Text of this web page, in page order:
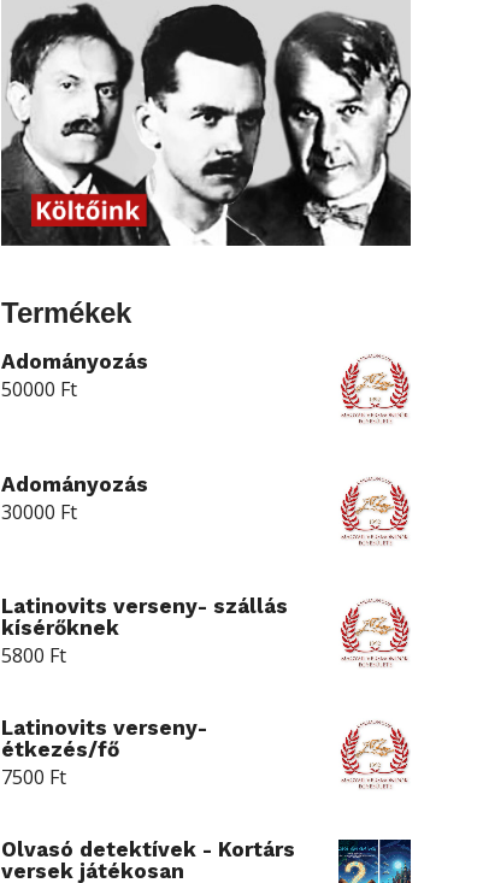
Termékek
Adományozás
50000 Ft
Adományozás
30000 Ft
Latinovits verseny- szállás
kísérőknek
5800 Ft
Latinovits verseny-
étkezés/fő
7500 Ft
Olvasó detektívek - Kortárs
versek játékosan